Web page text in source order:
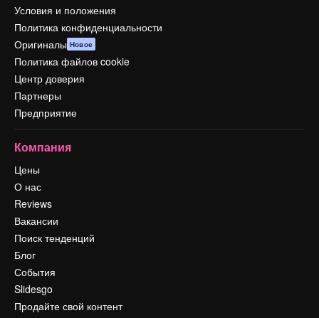
Условия и положения
Политика конфиденциальности
Оригиналы Новое
Политика файлов cookie
Центр доверия
Партнеры
Предприятие
Компания
Цены
О нас
Reviews
Вакансии
Поиск тенденций
Блог
События
Slidesgo
Продайте свой контент